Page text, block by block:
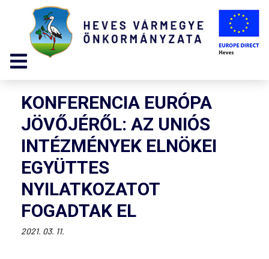
KONFERENCIA EURÓPA
JÖVŐJÉRŐL: AZ UNIÓS
INTÉZMÉNYEK ELNÖKEI
EGYÜTTES
NYILATKOZATOT
FOGADTAK EL
2021. 03. 11.